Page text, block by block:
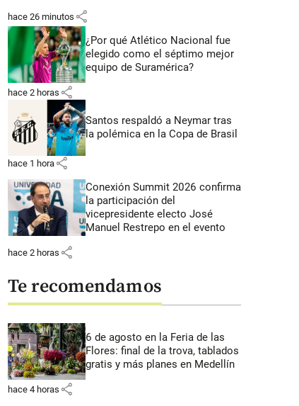
hace 26 minutos share
¿Por qué Atlético Nacional fue
elegido como el séptimo mejor
equipo de Suramérica?
hace 2 horas share
Santos respaldó a Neymar tras
la polémica en la Copa de Brasil
hace 1 hora share
Conexión Summit 2026 confirma
la participación del
vicepresidente electo José
Manuel Restrepo en el evento
hace 2 horas share
Te recomendamos
6 de agosto en la Feria de las
Flores: final de la trova, tablados
gratis y más planes en Medellín
hace 4 horas share